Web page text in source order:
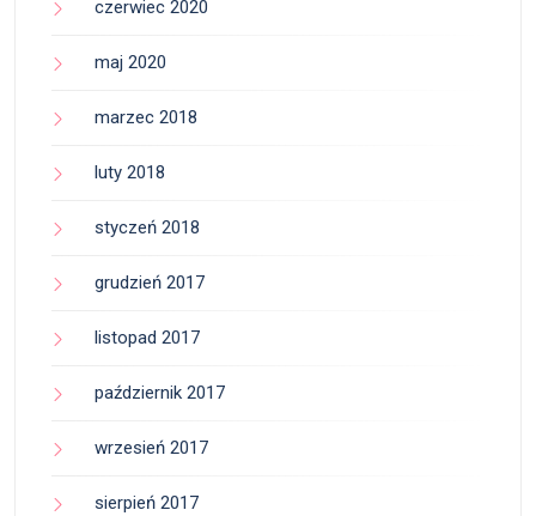
czerwiec 2020
maj 2020
marzec 2018
luty 2018
styczeń 2018
grudzień 2017
listopad 2017
październik 2017
wrzesień 2017
sierpień 2017